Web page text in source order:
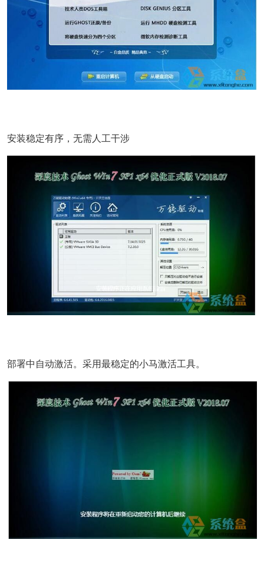
安装稳定有序，无需人工干涉
部署中自动激活。采用最稳定的小马激活工具。